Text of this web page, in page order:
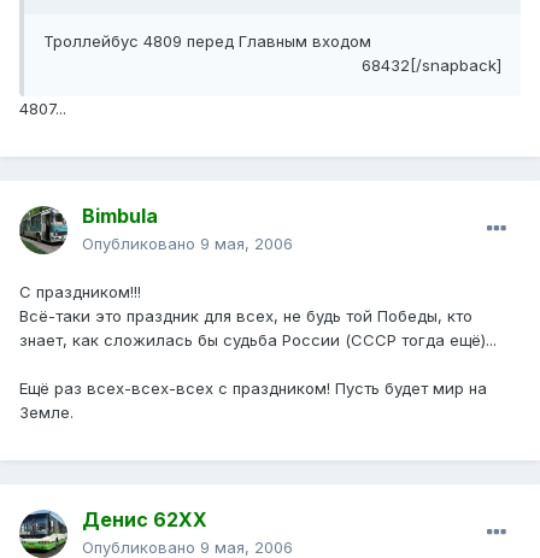
Троллейбус 4809 перед Главным входом
68432[/snapback]
4807...
Bimbula
Опубликовано 9 мая, 2006
С праздником!!!
Всё-таки это праздник для всех, не будь той Победы, кто
знает, как сложилась бы судьба России (СССР тогда ещё)...
Ещё раз всех-всех-всех с праздником! Пусть будет мир на
Земле.
Денис 62ХХ
Опубликовано 9 мая, 2006